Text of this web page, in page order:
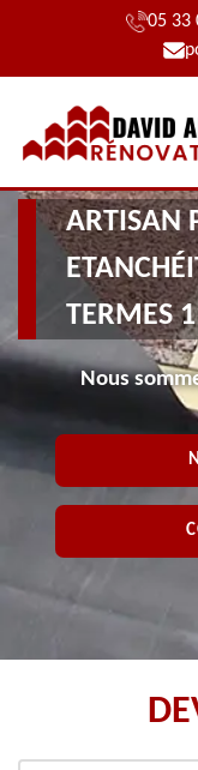
05 33
ARTISAN
TERMES
Nous